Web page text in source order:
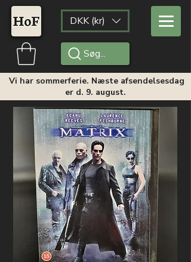
DKK (kr)
Søg...
Vi har sommerferie. Næste afsendelsesdag
er d. 9. august.